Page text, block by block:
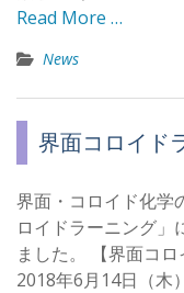
Read More …
News
界面コロイド
界面・コロイド化学
ロイドラーニング」
ました。 【界面コ
2018年6月14日（木